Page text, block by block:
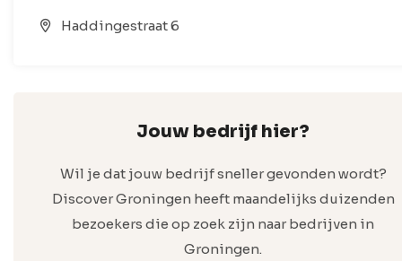
Haddingestraat 6
Jouw bedrijf hier?
Wil je dat jouw bedrijf sneller gevonden wordt?
Discover Groningen heeft maandelijks duizenden
bezoekers die op zoek zijn naar bedrijven in
Groningen.